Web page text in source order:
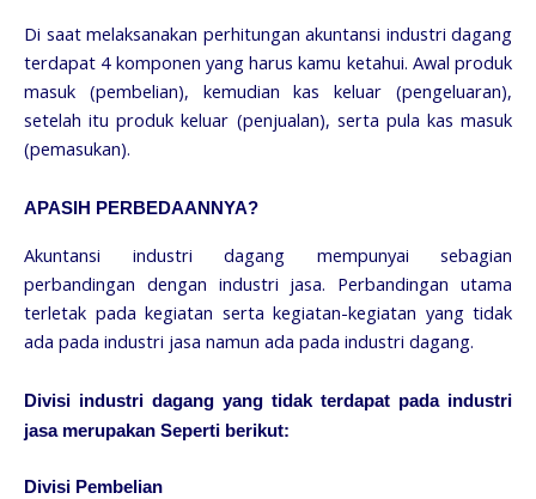
Di saat melaksanakan perhitungan akuntansi industri dagang
terdapat 4 komponen yang harus kamu ketahui. Awal produk
masuk (pembelian), kemudian kas keluar (pengeluaran),
setelah itu produk keluar (penjualan), serta pula kas masuk
(pemasukan).
APASIH PERBEDAANNYA?
Akuntansi industri dagang mempunyai sebagian
perbandingan dengan industri jasa. Perbandingan utama
terletak pada kegiatan serta kegiatan-kegiatan yang tidak
ada pada industri jasa namun ada pada industri dagang.
Divisi industri dagang yang tidak terdapat pada industri
jasa merupakan Seperti berikut:
Divisi Pembelian